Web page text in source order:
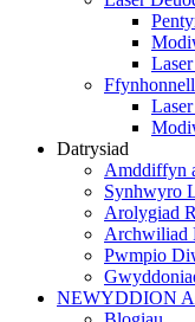
Datrysiad
Amddiffyn
Synhwyro
Arolygiad
Archwiliad
Pwmpio
NEWYDDION